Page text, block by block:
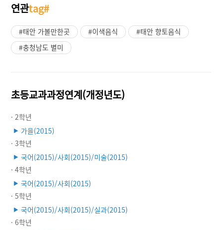
연관tag#
#태안 가볼만한곳 #이색음식
#태안 향토음식
#충청남도 별미
초등교과과정연계(개정년도)
· 2학년
▶ 가을(2015)
· 3학년
▶ 국어(2015)/사회(2015)/미술(2015)
· 4학년
▶ 국어(2015)/사회(2015)
· 5학년
▶ 국어(2015)/사회(2015)/실과(2015)
· 6학년